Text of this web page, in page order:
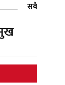
भवनको
सबै